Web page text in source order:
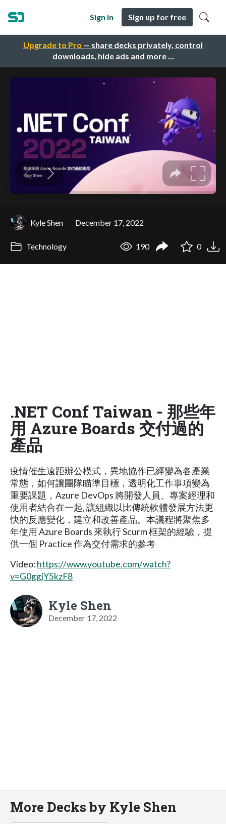
Upgrade to Pro — share decks privately, control
downloads, hide ads and more …
Sign in Sign up for free
Kyle Shen December 17, 2022
Technology 190 0
.NET Conf Taiwan - 那些年
用 Azure Boards 交付過的
產品
疫情催生遠距辦公模式，異地協作已經變為各產業
常態，如何讓團隊瞄準目標，透明化工作事項變為
重要課題，Azure DevOps 將開發人員、專案經理和
使用者結合在一起, 讓組織以比傳統軟體發展方法更
快的反應變化，建立和改善產品。本議程將聚焦多
年使用 Azure Boards 來執行 Scurm 框架的經驗，提
供一個 Practice 作為交付需求的參考
Video:https://www.youtube.com/watch?
v=G0ggjY5kzF8
Kyle Shen
December 17, 2022
More Decks by Kyle Shen